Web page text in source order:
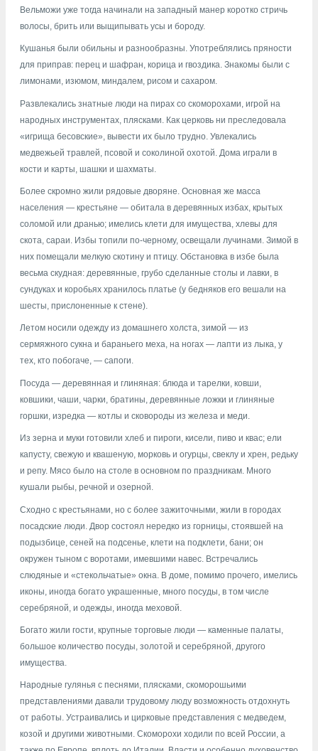
Вельможи уже тогда начинали на западный манер коротко стричь
волосы, брить или выщипывать усы и бороду.
Кушанья были обильны и разнообразны. Употреблялись пряности
для приправ: перец и шафран, корица и гвоздика. Знакомы были с
лимонами, изюмом, миндалем, рисом и сахаром.
Развлекались знатные люди на пирах со скоморохами, игрой на
народных инструментах, плясками. Как церковь ни преследовала
«игрища бесовские», вывести их было трудно. Увлекались
медвежьей травлей, псовой и соколиной охотой. Дoма играли в
кости и карты, шашки и шахматы.
Более скромно жили рядовые дворяне. Основная же масса
населения — крестьяне — обитала в деревянных избах, крытых
соломой или дранью; имелись клети для имущества, хлевы для
скота, сараи. Избы топили по-черному, освещали лучинами. Зимой в
них помещали мелкую скотину и птицу. Обстановка в избе была
весьма скудная: деревянные, грубо сделанные столы и лавки, в
сундуках и коробьях хранилось платье (у бедняков его вешали на
шесты, прислоненные к стене).
Летом носили одежду из домашнего холста, зимой — из
сермяжного сукна и бараньего меха, на ногах — лапти из лыка, у
тех, кто побогаче, — сапоги.
Посуда — деревянная и глиняная: блюда и тарелки, ковши,
ковшики, чаши, чарки, братины, деревянные ложки и глиняные
горшки, изредка — котлы и сковороды из железа и меди.
Из зерна и муки готовили хлеб и пироги, кисели, пиво и квас; ели
капусту, свежую и квашеную, морковь и огурцы, свеклу и хрен, редьку
и репу. Мясо было на столе в основном по праздникам. Много
кушали рыбы, речной и озерной.
Сходно с крестьянами, но с более зажиточными, жили в городах
посадские люди. Двор состоял нередко из горницы, стоявшей на
подызбице, сеней на подсенье, клети на подклети, бани; он
окружен тыном с воротами, имевшими навес. Встречались
слюдяные и «стекольчатые» окна. В доме, помимо прочего, имелись
иконы, иногда богато украшенные, много посуды, в том числе
серебряной, и одежды, иногда меховой.
Богато жили гости, крупные торговые люди — каменные палаты,
большое количество посуды, золотой и серебряной, другого
имущества.
Народные гулянья с песнями, плясками, скоморошьими
представлениями давали трудовому люду возможность отдохнуть
от работы. Устраивались и цирковые представления с медведем,
козой и другими животными. Скоморохи ходили по всей России, а